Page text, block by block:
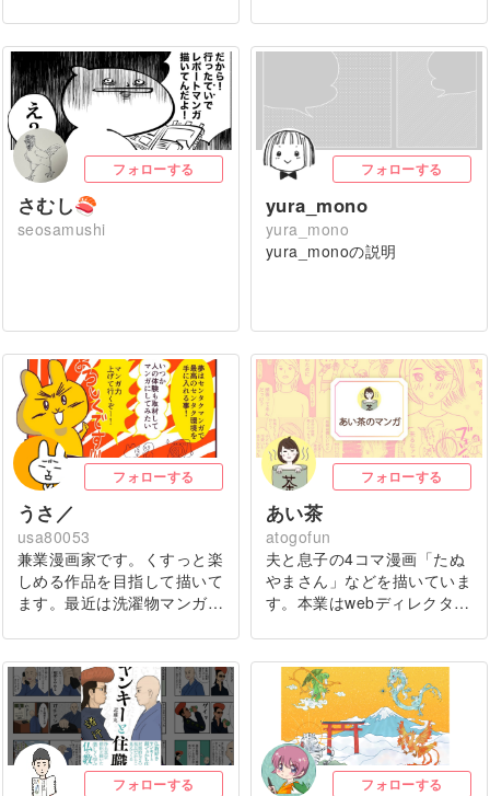
フォローする
さむし🍣
seosamushi
フォローする
yura_mono
yura_mono
yura_monoの説明
フォローする
うさ／
usa80053
兼業漫画家です。くすっと楽
しめる作品を目指して描いて
ます。最近は洗濯物マンガ…
フォローする
あい茶
atogofun
夫と息子の4コマ漫画「たぬ
やまさん」などを描いていま
す。本業はwebディレクタ…
フォローする フォローする